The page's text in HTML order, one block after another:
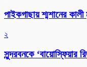
পাইকগাছায় শ্মশানের কালী
২
সুন্দরবনকে ‘বায়োস্ফিয়ার